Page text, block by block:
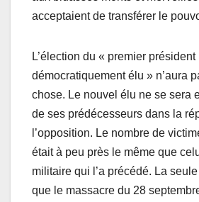
acceptaient de transférer le
L’élection du « premier président
démocratiquement élu » n’aura
chose. Le nouvel élu ne se sera
de ses prédécesseurs dans la
l’opposition. Le nombre de
était à peu près le même que
militaire qui l’a précédé. La
que le massacre du 28